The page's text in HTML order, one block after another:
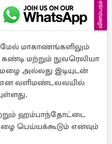
விளம்பரம்
மாகாணங்களிலும்
மற்றும் நுவரெலியா
மழை அல்லது இடியுடன்
என வளிமண்டலவயில்
ஹம்பாந்தோட்டை
பெய்யக்கூடும் எனவும்